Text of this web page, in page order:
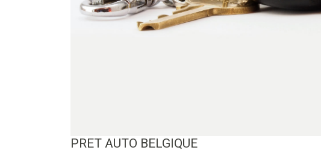
PRET AUTO BELGIQUE